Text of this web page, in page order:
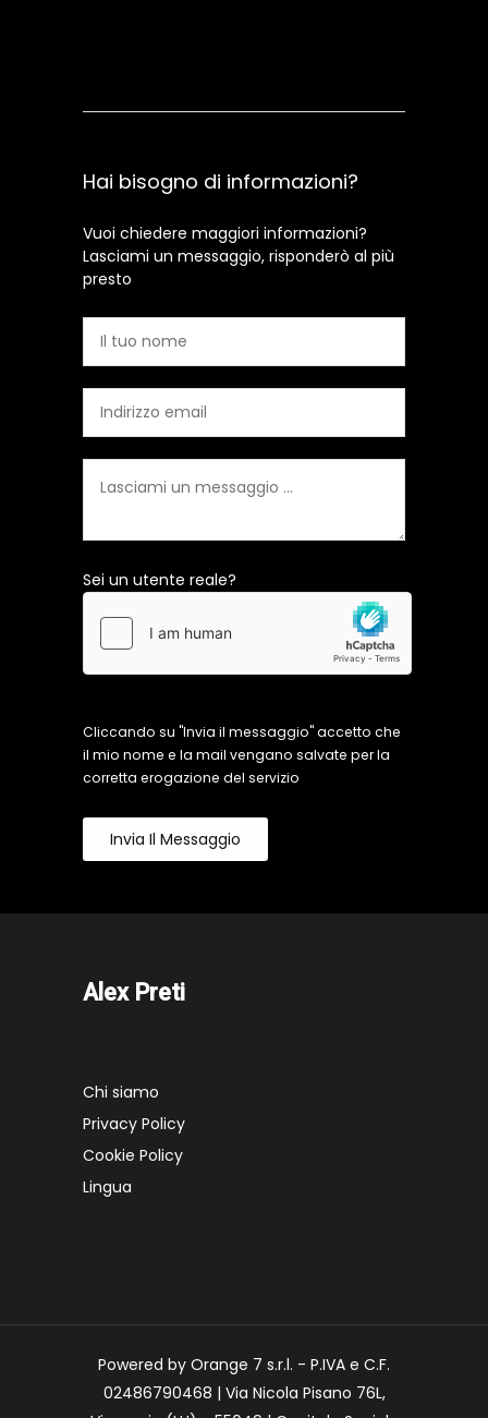
Hai bisogno di informazioni?
Vuoi chiedere maggiori informazioni?
Lasciami un messaggio, risponderò al più
presto
Sei un utente reale?
Cliccando su "Invia il messaggio" accetto che
il mio nome e la mail vengano salvate per la
corretta erogazione del servizio
Invia Il Messaggio
Alex Preti
Chi siamo
Privacy Policy
Cookie Policy
Lingua
Powered by Orange 7 s.r.l. - P.IVA e C.F.
02486790468 | Via Nicola Pisano 76L,